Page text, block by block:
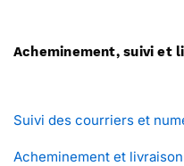
Acheminement, suivi et
Suivi des courriers et
Acheminement et